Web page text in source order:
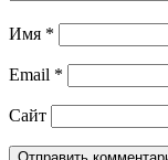
Имя *
Email *
Сайт